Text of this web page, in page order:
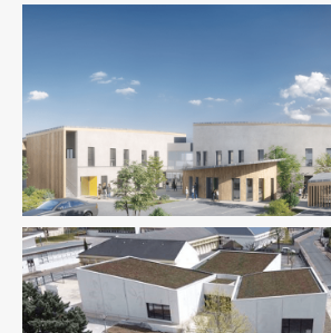
Équipement Public Structure